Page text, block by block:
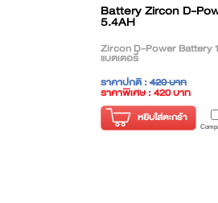
Battery Zircon D-
5.4AH
Zircon D-Power Battery
แบตเตอรี่
ราคาปกติ :420 บาท
ราคาพิเศษ : 420 บาท
( ราคาไม่รวมภาษี )
หยิบใส่ตะกร้า